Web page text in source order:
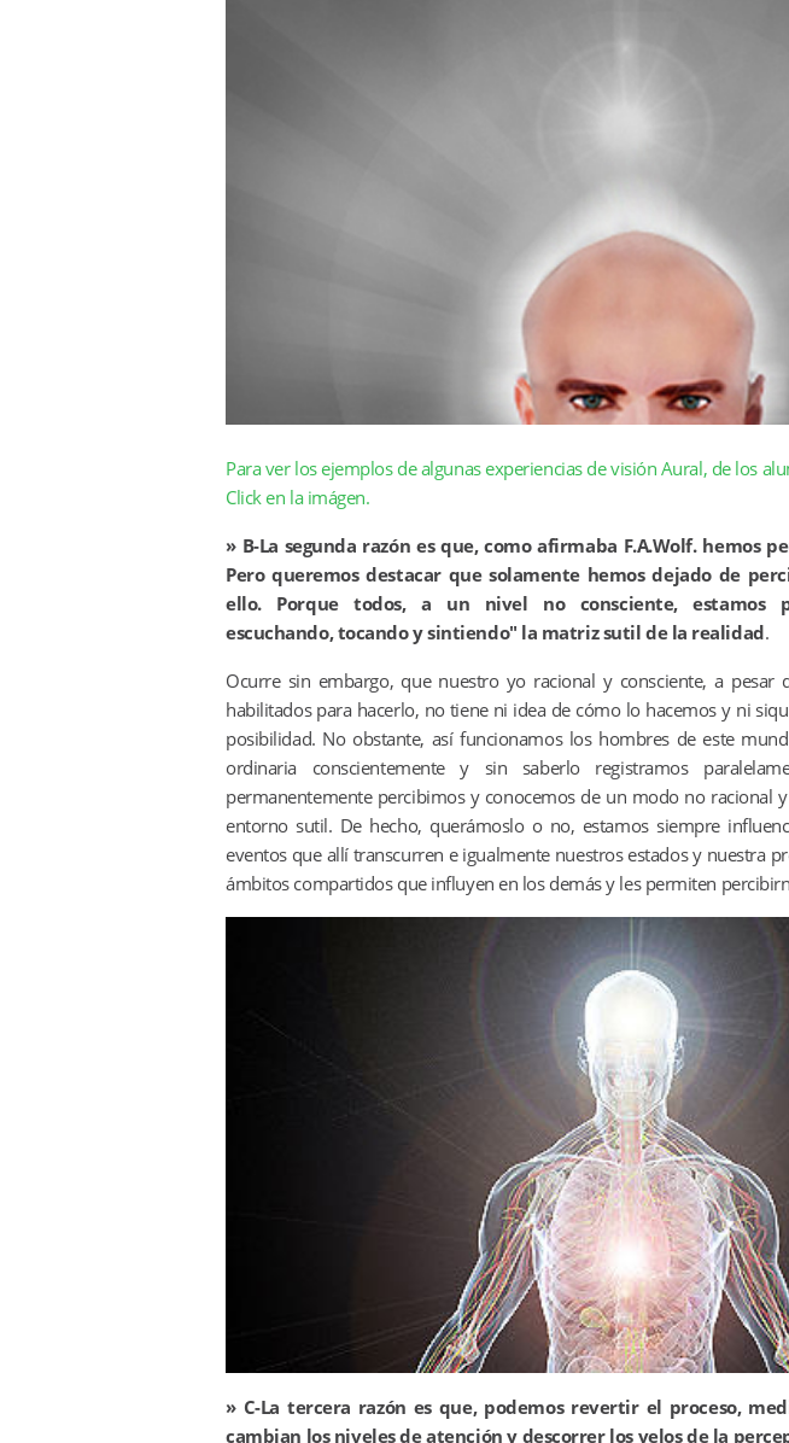
Para ver los ejemplos de algunas experiencias de visión Aural, de los
Click en la imágen.
» B-La segunda razón es que, como afirmaba F.A.Wolf. hemos
Pero queremos destacar que solamente hemos dejado de
ello. Porque todos, a un nivel no consciente, estamos
escuchando, tocando y sintiendo" la matriz sutil de la realidad.
Ocurre sin embargo, que nuestro yo racional y consciente, a pesar
habilitados para hacerlo, no tiene ni idea de cómo lo hacemos y ni
posibilidad. No obstante, así funcionamos los hombres de este
ordinaria conscientemente y sin saberlo registramos
permanentemente percibimos y conocemos de un modo no racional
entorno sutil. De hecho, querámoslo o no, estamos siempre
eventos que allí transcurren e igualmente nuestros estados y nuestra
ámbitos compartidos que influyen en los demás y les permiten
» C-La tercera razón es que, podemos revertir el proceso,
cambian los niveles de atención y descorrer los velos de la